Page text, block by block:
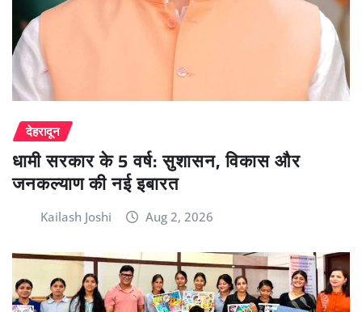
देहरादून
धामी सरकार के 5 वर्ष: सुशासन, विकास और
जनकल्याण की नई इबारत
Kailash Joshi Aug 2, 2026